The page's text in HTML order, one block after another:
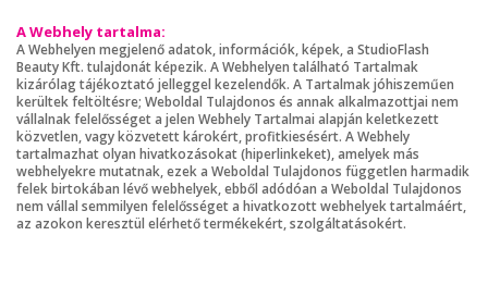
A Webhely tartalma:
A Webhelyen megjelenő adatok, információk, képek, a StudioFlash
Beauty Kft. tulajdonát képezik. A Webhelyen található Tartalmak
kizárólag tájékoztató jelleggel kezelendők. A Tartalmak jóhiszeműen
kerültek feltöltésre; Weboldal Tulajdonos és annak alkalmazottjai nem
vállalnak felelősséget a jelen Webhely Tartalmai alapján keletkezett
közvetlen, vagy közvetett károkért, profitkiesésért. A Webhely
tartalmazhat olyan hivatkozásokat (hiperlinkeket), amelyek más
webhelyekre mutatnak, ezek a Weboldal Tulajdonos független harmadik
felek birtokában lévő webhelyek, ebből adódóan a Weboldal Tulajdonos
nem vállal semmilyen felelősséget a hivatkozott webhelyek tartalmáért,
az azokon keresztül elérhető termékekért, szolgáltatásokért.